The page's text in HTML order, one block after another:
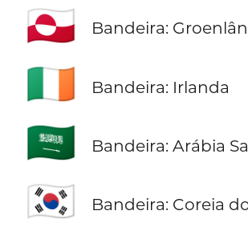
🇬🇱 Bandeira:
🇮🇪 Bandeira: Irlanda
🇸🇦 Bandeira: Arábia
🇰🇷 Bandeira: Coreia